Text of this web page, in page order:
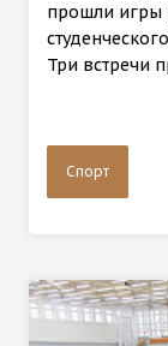
прошли игры
Три встречи
Спорт